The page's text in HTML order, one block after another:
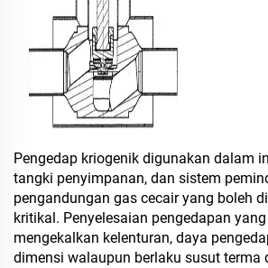
Pengedap kriogenik digunakan dalam
tangki penyimpanan, dan sistem
pengandungan gas cecair yang boleh
kritikal. Penyelesaian pengedapan
mengekalkan kelenturan, daya
dimensi walaupun berlaku susut terma